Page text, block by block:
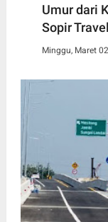
Umur dari
Sopir
Minggu, Maret